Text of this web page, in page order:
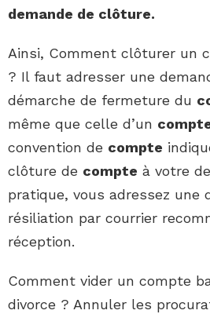
demande de clôture.
Ainsi, Comment clôturer un
? Il faut adresser une
démarche de fermeture du
même que celle d’un
convention de compte
clôture de compte à votre
pratique, vous adressez une
résiliation par courrier
réception.
Comment vider un compte
divorce ? Annuler les